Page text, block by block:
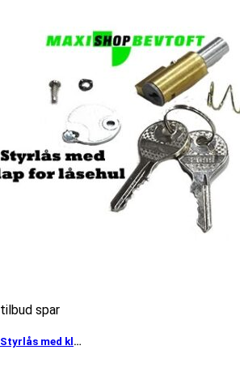
tilbud spar
Styrlås med klap for låsehul